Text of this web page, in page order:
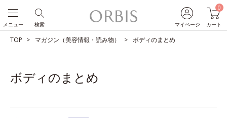
マイページ
0
カート
検索
メニュー
TOP マガジン（美容情報・読み物） ボディのまとめ
ボディのまとめ